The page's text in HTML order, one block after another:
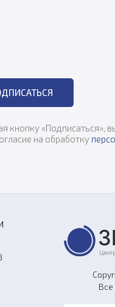
кнопку «Подписаться»,
на обработку